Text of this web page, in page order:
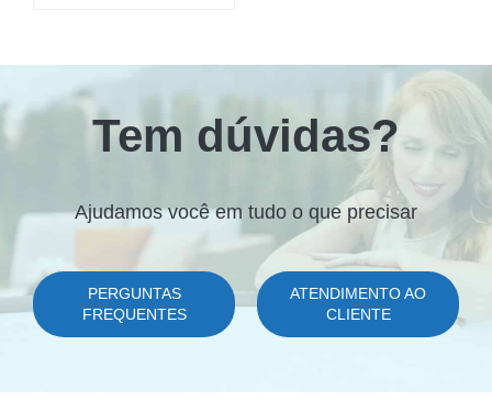
Tem dúvidas?
Ajudamos você em tudo o que precisar
PERGUNTAS
FREQUENTES
ATENDIMENTO AO
CLIENTE